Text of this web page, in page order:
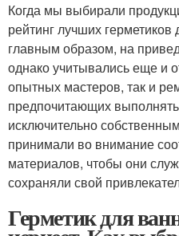
Когда мы выбирали
рейтинг лучших
главным образом, на
однако учитывались еще и
опытных мастеров, так и
предпочитающих
исключительно
принимали во внимание
материалов, чтобы они
сохраняли свой
Герметик для